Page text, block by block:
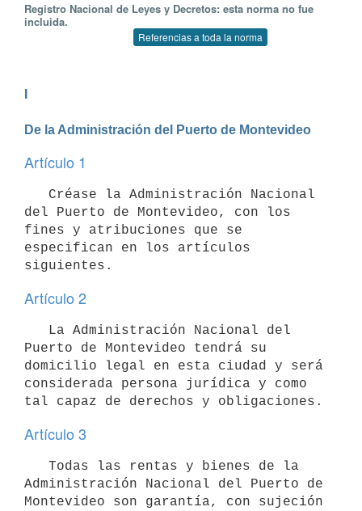
Registro Nacional de Leyes y Decretos: esta norma no fue
incluida.
Referencias a toda la norma
De la Administración del Puerto de Montevideo
Artículo 1
del Puerto de Montevideo, con los
fines y atribuciones que se
especifican en los artículos
siguientes.
Artículo 2
Puerto de Montevideo tendrá su
domicilio legal en esta ciudad y será
considerada persona jurídica y como
tal capaz de derechos y obligaciones.
Artículo 3
Administración Nacional del Puerto de
Montevideo son garantía, con sujeción